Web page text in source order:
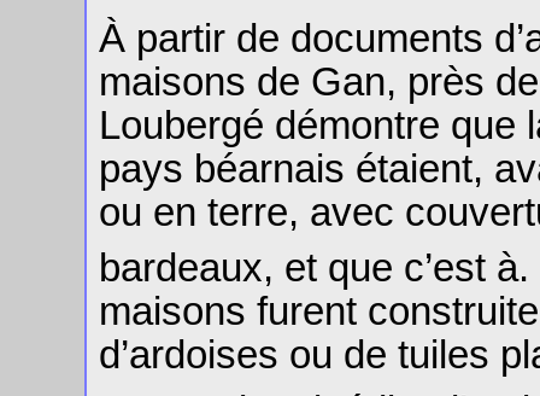
À partir de documents
maisons de Gan, près
Loubergé démontre que
pays béarnais étaient,
ou en terre, avec
bardeaux, et que c’est
maisons furent
d’ardoises ou de tuiles